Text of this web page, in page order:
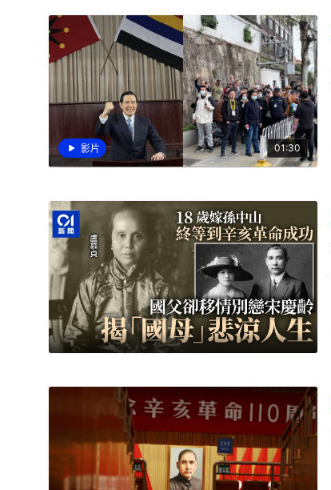
影片 01:30